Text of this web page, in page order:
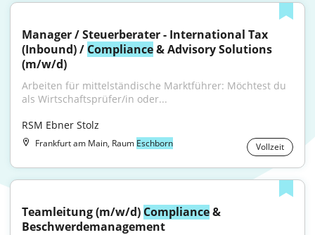
Manager / Steuerberater - International Tax
(Inbound) / Compliance & Advisory Solutions
(m/w/d)
Arbeiten für mittelständische Marktführer: Möchtest du
als Wirtschaftsprüfer/in oder...
RSM Ebner Stolz
Frankfurt am Main, Raum Eschborn Vollzeit
Teamleitung (m/w/d) Compliance &
Beschwerdemanagement